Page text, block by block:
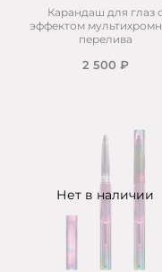
Карандаш для глаз с
эффектом
перелива
2 500 ₽
Нет в наличии